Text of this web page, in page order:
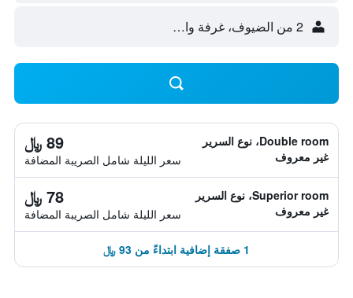
2 من الضيوف، غرفة واحدة
Double room، نوع السرير
غير معروف
89 ﷼
سعر الليلة شامل الصريبة المضافة
Superior room، نوع السرير
غير معروف
78 ﷼
سعر الليلة شامل الصريبة المضافة
1 صفقة إضافية ابتداءً من 93 ﷼